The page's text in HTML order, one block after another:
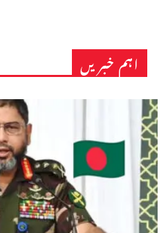
اہم خبریں